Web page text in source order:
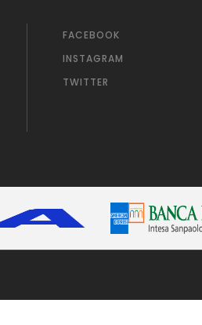
FACEBOOK
INSTAGRAM
TWITTER